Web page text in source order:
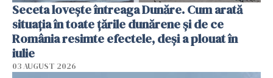
Seceta lovește întreaga Dunăre. Cum arată
situația în toate țările dunărene și de ce
România resimte efectele, deși a plouat în
iulie
03 AUGUST 2026